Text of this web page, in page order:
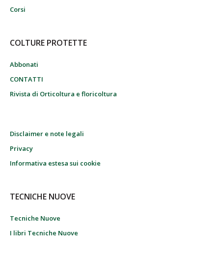
Corsi
COLTURE PROTETTE
Abbonati
CONTATTI
Rivista di Orticoltura e floricoltura
Disclaimer e note legali
Privacy
Informativa estesa sui cookie
TECNICHE NUOVE
Tecniche Nuove
I libri Tecniche Nuove